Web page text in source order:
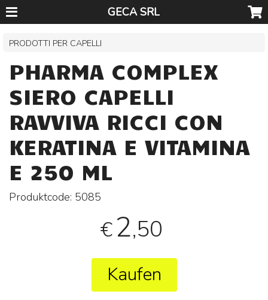
GECA SRL
PRODOTTI PER CAPELLI
PHARMA COMPLEX
SIERO CAPELLI
RAVVIVA RICCI CON
KERATINA E VITAMINA
E 250 ML
Produktcode: 5085
€2,50
Kaufen